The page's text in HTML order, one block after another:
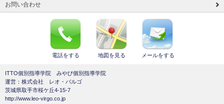
お問い合わせ
電話をする 地図を見る メールをする
ITTO個別指導学院 みやび個別指導学院
運営：株式会社 レオ・バルゴ
茨城県取手市桜ケ丘4-15-7
http://www.leo-virgo.co.jp